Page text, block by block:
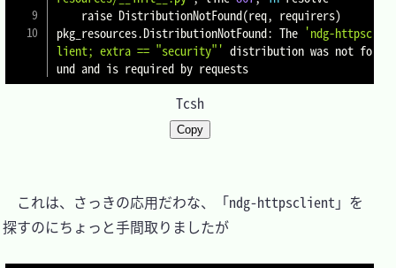
    raise DistributionNotFound
(req, requirers)
pkg_resources.DistributionNotFound: The 'ndg-httpsc
lient; extra == "security"' distribution was not fo
und and is required by requests
Tcsh
Copy
これは、さっきの応用だわな、「ndg-httpsclient」を
探すのにちょっと手間取りましたが